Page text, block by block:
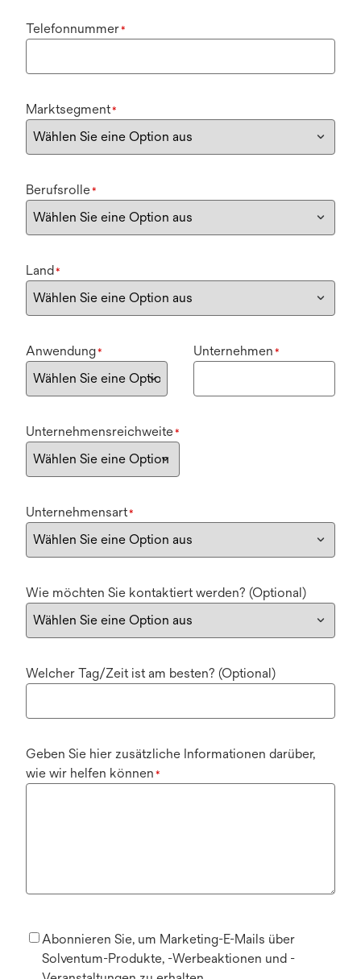
Telefonnummer*
Marktsegment*
Berufsrolle*
Land*
Anwendung* Unternehmen *
Unternehmensreichweite*
Unternehmensart*
Wie möchten Sie kontaktiert werden? (Optional)
Welcher Tag/Zeit ist am besten? (Optional)
Geben Sie hier zusätzliche Informationen darüber,
wie wir helfen können *
Abonnieren Sie, um Marketing-E-Mails über
Solventum-Produkte, -Werbeaktionen und -